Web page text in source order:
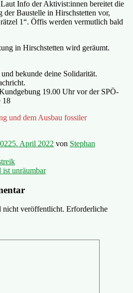
Info der Aktivist:innen bereitet die
der Baustelle in Hirschstetten vor,
1“. Öffis werden vermutlich bald
in Hirschstetten wird geräumt.
bekunde deine Solidarität.
19.00 Uhr vor der SPÖ-
18
und dem Ausbau fossiler
5. April 2022 von Stephan
unräumbar
veröffentlicht. Erforderliche